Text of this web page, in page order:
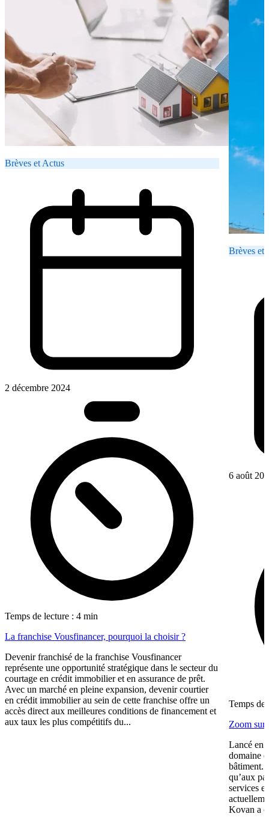
Brèves et Actus
2 décembre 2024
Temps de lecture : 4 min
La franchise Vousfinancer, pourquoi la choisir ?
Devenir franchisé de la franchise Vousfinancer
représente une opportunité stratégique dans le secteur du
courtage en crédit immobilier et en assurance de prêt.
Avec un marché en pleine expansion, devenir courtier
en crédit immobilier au sein de cette franchise offre un
accès direct aux meilleures conditions de financement et
aux taux les plus compétitifs du...
Brèves et
6 août
Temps de
Zoom sur
Lancé en
domaine
bâtiment.
qu’aux
services
Kovan a